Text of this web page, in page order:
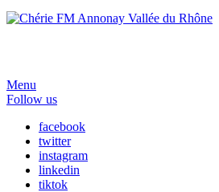
Menu
Follow us
facebook
twitter
instagram
linkedin
tiktok